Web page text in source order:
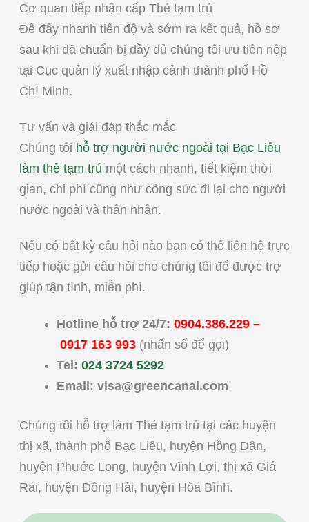
Cơ quan tiếp nhận cấp Thẻ tạm trú
Để đẩy nhanh tiến độ và sớm ra kết quả, hồ sơ
sau khi đã chuẩn bị đầy đủ chúng tôi ưu tiên nộp
tại Cục quản lý xuất nhập cảnh thành phố Hồ
Chí Minh.
Tư vấn và giải đáp thắc mắc
Chúng tôi hỗ trợ người nước ngoài tại Bạc Liêu
làm thẻ tạm trú một cách nhanh, tiết kiệm thời
gian, chi phí cũng như công sức đi lại cho người
nước ngoài và thân nhân.
Nếu có bất kỳ câu hỏi nào bạn có thể liên hệ trực
tiếp hoặc gửi câu hỏi cho chúng tôi để được trợ
giúp tận tình, miễn phí.
Hotline hỗ trợ 24/7: 0904.386.229 –
0917 163 993 (nhấn số để gọi)
Tel: 024 3724 5292
Email: visa@greencanal.com
Chúng tôi hỗ trợ làm Thẻ tạm trú tại các huyện
thị xã, thành phố Bạc Liêu, huyện Hồng Dân,
huyện Phước Long, huyện Vĩnh Lợi, thị xã Giá
Rai, huyện Đông Hải, huyện Hòa Bình.